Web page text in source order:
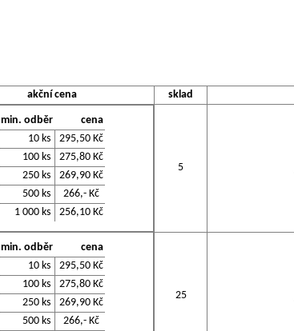
akční cena sklad
min. odběr
cena
10 ks
295,50 Kč
100 ks
275,80 Kč
250 ks
269,90 Kč
500 ks
266,- Kč
1 000 ks
256,10 Kč
5
min. odběr
cena
10 ks
295,50 Kč
100 ks
275,80 Kč
250 ks
269,90 Kč
500 ks
266,- Kč
25